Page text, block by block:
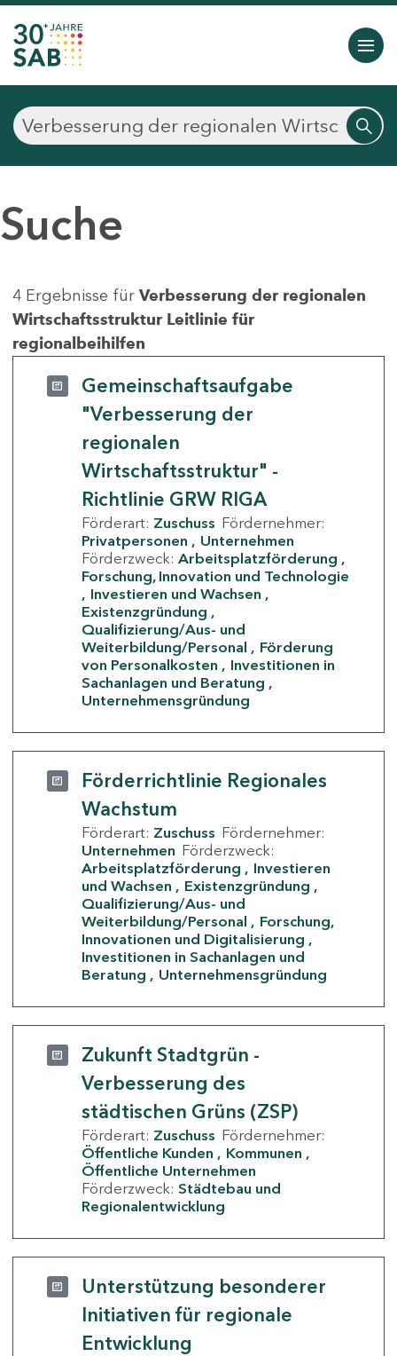
Suche
4 Ergebnisse für Verbesserung der regionalen
Wirtschaftsstruktur Leitlinie für
regionalbeihilfen
Gemeinschaftsaufgabe
"Verbesserung der
regionalen
Wirtschaftsstruktur" -
Richtlinie GRW RIGA
Förderart: Zuschuss Fördernehmer:
Privatpersonen
Unternehmen
Förderzweck: Arbeitsplatzförderung
Forschung, Innovation und Technologie
Investieren und Wachsen
Existenzgründung
Qualifizierung/Aus- und
Weiterbildung/Personal
Förderung
von Personalkosten
Investitionen in
Sachanlagen und Beratung
Unternehmensgründung
Förderrichtlinie Regionales
Wachstum
Förderart: Zuschuss Fördernehmer:
Unternehmen Förderzweck:
Arbeitsplatzförderung
Investieren
und Wachsen
Existenzgründung
Qualifizierung/Aus- und
Weiterbildung/Personal
Forschung,
Innovationen und Digitalisierung
Investitionen in Sachanlagen und
Beratung
Unternehmensgründung
Zukunft Stadtgrün -
Verbesserung des
städtischen Grüns (ZSP)
Förderart: Zuschuss Fördernehmer:
Öffentliche Kunden
Kommunen
Öffentliche Unternehmen
Förderzweck: Städtebau und
Regionalentwicklung
Unterstützung besonderer
Initiativen für regionale
Entwicklung